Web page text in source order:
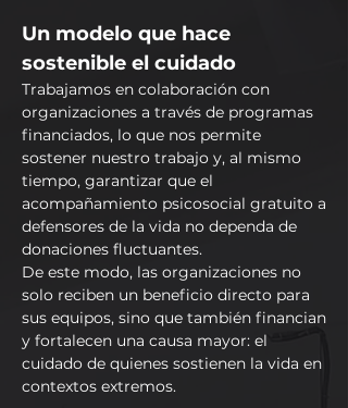
Un modelo que hace
sostenible el cuidado
Trabajamos en colaboración con
organizaciones a través de programas
financiados, lo que nos permite
sostener nuestro trabajo y, al mismo
tiempo, garantizar que el
acompañamiento psicosocial gratuito a
defensores de la vida no dependa de
donaciones fluctuantes.
De este modo, las organizaciones no
solo reciben un beneficio directo para
sus equipos, sino que también financian
y fortalecen una causa mayor: el
cuidado de quienes sostienen la vida en
contextos extremos.